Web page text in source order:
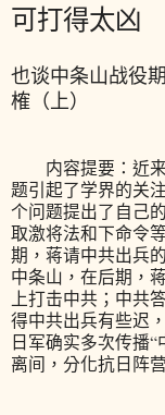
可打得太凶
也谈中条山战役
榷（上）
内容提要：近来
题引起了学界的关
个问题提出了自己
取激将法和下命令
期，蒋请中共出兵
中条山，在后期，
上打击中共；中共
得中共出兵有些迟
日军确实多次传播
离间，分化抗日阵